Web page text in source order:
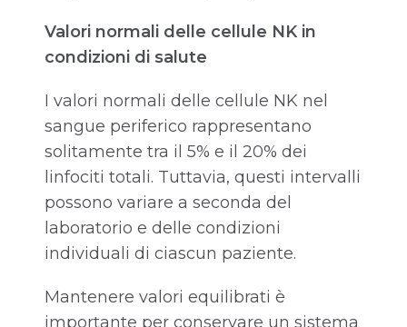
Valori normali delle cellule NK in
condizioni di salute
I valori normali delle cellule NK nel
sangue periferico rappresentano
solitamente tra il 5% e il 20% dei
linfociti totali. Tuttavia, questi intervalli
possono variare a seconda del
laboratorio e delle condizioni
individuali di ciascun paziente.
Mantenere valori equilibrati è
importante per conservare un sistema